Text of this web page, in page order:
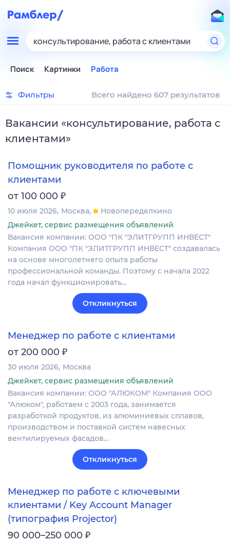
консультирование, работа с клиентами
Поиск Картинки Работа
Фильтры Всего найдено 607 результатов
Вакансии «консультирование, работа с
клиентами»
Помощник руководителя по работе с
клиентами
от 100 000 ₽
10 июля 2026 Москва
Новопеределкино
Джейкет, сервис размещения объявлений
Вакансия компании: ООО "ПК "ЭЛИТГРУПП ИНВЕСТ"
Компания ООО "ПК "ЭЛИТГРУПП ИНВЕСТ" создавалась
на основе многолетнего опыта работы
профессиональной команды. Поэтому с начала 2022
года начал функционировать…
Откликнуться
Менеджер по работе c клиентами
от 200 000 ₽
30 июля 2026 Москва
Джейкет, сервис размещения объявлений
Вакансия компании: ООО "АЛЮКОМ" Компания ООО
"Алюком", работаем с 2003 года, занимается
разработкой продуктов, из алюминиевых сплавов,
производством и поставкой систем навесных
вентилируемых фасадов…
Откликнуться
Менеджер по работе с ключевыми
клиентами / Key Account Manager
(типография Projector)
90 000–250 000 ₽